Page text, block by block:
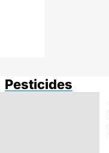
Pesticides